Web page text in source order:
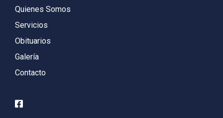
Quienes Somos
Servicios
Obituarios
Galería
Contacto